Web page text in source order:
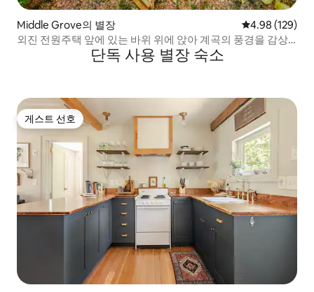
Middle Grove의 별장 평점 4.98점(5
4.98 (129)
외진 전원주택 앞에 있는 바위 위에 앉아 계곡의 풍경을 감상
단독 사용 별장 숙소
게스트 선호
게스트 선호